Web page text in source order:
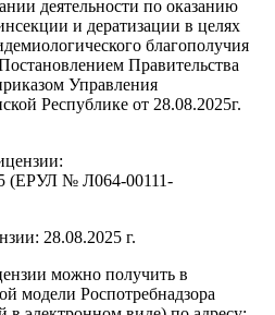
деятельности по оказанию
и дератизации в целях
благополучия
Правительства
Управления
Республике от 28.08.2025г.
(ЕРУЛ № Л064-00111-
28.08.2025 г.
можно получить в
модели Роспотребнадзора